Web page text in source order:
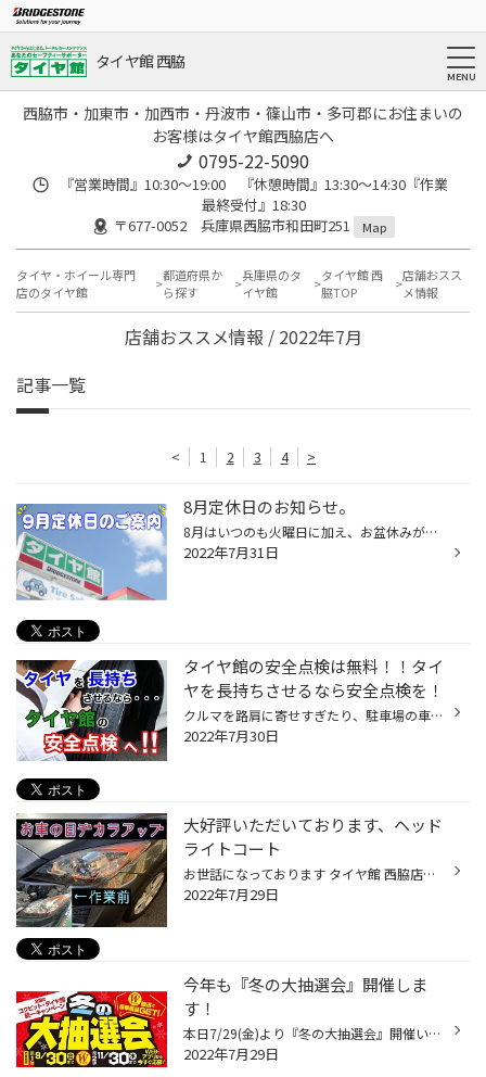
タイヤ館 西脇
西脇市・加東市・加西市・丹波市・篠山市・多可郡にお住まいの
お客様はタイヤ館西脇店へ
0795-22-5090
『営業時間』10:30～19:00 『休憩時間』13:30～14:30『作業
最終受付』18:30
〒677-0052 兵庫県西脇市和田町251
Map
タイヤ・ホイール専門
店のタイヤ館
都道府県か
ら探す
兵庫県のタ
イヤ館
タイヤ館 西
脇TOP
店舗おスス
メ情報
店舗おススメ情報 / 2022年7月
記事一覧
< 1 2 3 4 >
8月定休日のお知らせ。
8月はいつのも火曜日に加え、お盆休みが御座います。 ご不便お掛け致しますが宜しくお願い致します。 8月 2日(火曜日) 9日(火曜日) 15日(月曜日)・16日(火曜日)・17日(水曜日) 23日(火曜日) 30日(火曜日) 以上がお休みですのでご注意くださいね！
2022年7月31日
タイヤ館の安全点検は無料！！タイ
ヤを長持ちさせるなら安全点検を！
クルマを路肩に寄せすぎたり、駐車場の車止めにぶつけたりして、お気に入りのホイールを傷つけてしまったという経験は、多くの方がお持ちなのではないでしょうか。 とっても残念な気持ちになりますが、そんなときタイヤも気にかけていらっしゃいますか？ また、タイヤの“見える側”にはワックスをき...
2022年7月30日
大好評いただいております、ヘッド
ライトコート
お世話になっております タイヤ館 西脇店です。 今回は以前もこちらでご紹介させていただきました、 プレミアムヘッドライトコート 別のお車に施工させていただきましたので、 そちらのご紹介になります。 オイル交換でご入庫いただきお話をしていると、やはり「ヘッドライトの黄ばみ」が気になって...
2022年7月29日
今年も『冬の大抽選会』開催しま
す！
本日7/29(金)より『冬の大抽選会』開催いたします！ 簡単なアンケートで抽選でプレゼント＆ 500円OFFクーポンプレゼント！ 開催期間：7/29(金)-11/30(水) ～応募期間～ 第1弾：7/29(金)～9/30(金) 第2弾：～11/30(水) ～当選発表～ 第1弾：10/7(金) 第2弾：12/7(水) 応募されたお客様には、もれなく...
2022年7月29日